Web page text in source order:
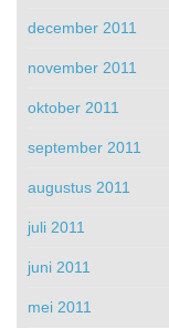
december 2011
november 2011
oktober 2011
september 2011
augustus 2011
juli 2011
juni 2011
mei 2011